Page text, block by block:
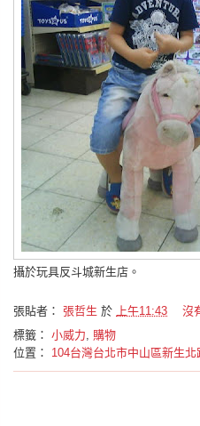
攝於玩具反斗城新生店。
張貼者： 張哲生 於 上午11:43
沒
標籤： 小威力, 購物
位置： 104台灣台北市中山區新生北